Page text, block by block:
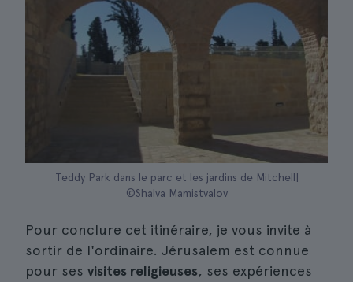
Teddy Park dans le parc et les jardins de Mitchell|
©Shalva Mamistvalov
Pour conclure cet itinéraire, je vous invite à
sortir de l'ordinaire. Jérusalem est connue
pour ses visites religieuses, ses expériences